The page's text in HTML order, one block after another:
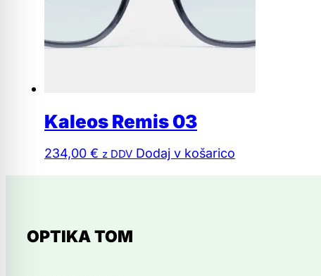
Kaleos Remis 03
234,00 € z DDV Dodaj v košarico
OPTIKA TOM